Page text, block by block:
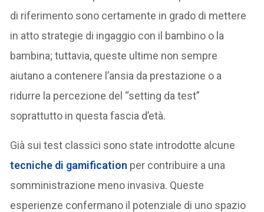
di riferimento sono certamente in grado di mettere
in atto strategie di ingaggio con il bambino o la
bambina; tuttavia, queste ultime non sempre
aiutano a contenere l’ansia da prestazione o a
ridurre la percezione del “setting da test”
soprattutto in questa fascia d’età.
Già sui test classici sono state introdotte alcune
tecniche di gamification per contribuire a una
somministrazione meno invasiva. Queste
esperienze confermano il potenziale di uno spazio